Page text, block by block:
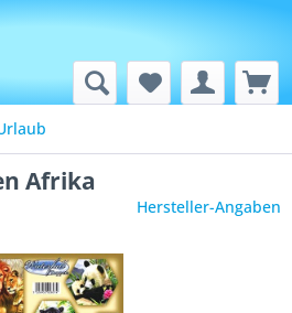
Afrika
Hersteller-Angaben